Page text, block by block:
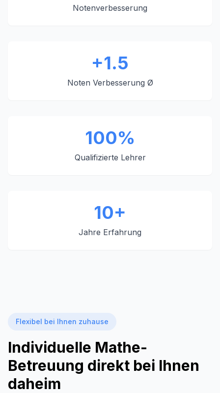
Notenverbesserung
+1.5
Noten Verbesserung Ø
100%
Qualifizierte Lehrer
10+
Jahre Erfahrung
Flexibel bei Ihnen zuhause
Individuelle Mathe-
Betreuung direkt bei Ihnen
daheim